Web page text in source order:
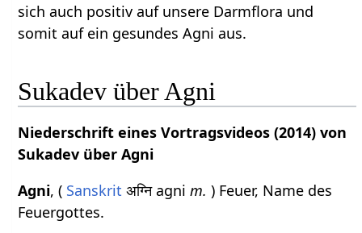
sich auch positiv auf unsere Darmflora und
somit auf ein gesundes Agni aus.
Sukadev über Agni
Niederschrift eines Vortragsvideos (2014) von
Sukadev über Agni
Agni, ( Sanskrit अग्नि agnim. ) Feuer, Name des
Feuergottes.